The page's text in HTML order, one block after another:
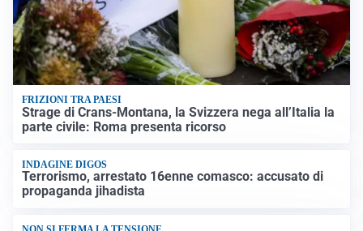
FRIZIONI TRA PAESI
Strage di Crans-Montana, la Svizzera nega all’Italia la
parte civile: Roma presenta ricorso
INDAGINE DIGOS
Terrorismo, arrestato 16enne comasco: accusato di
propaganda jihadista